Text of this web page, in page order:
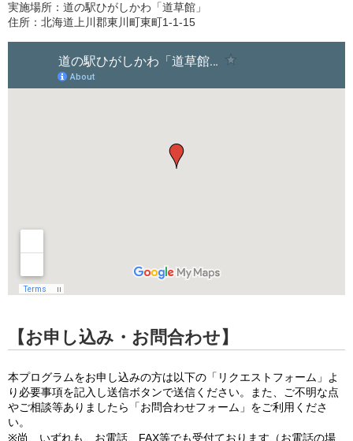
実施場所：道の駅ひがしかわ「道草館」
住所：北海道上川郡東川町東町1-1-15
【お申し込み・お問合わせ】
本プログラムをお申し込みの方は以下の「リクエストフォーム」よ
り必要事項を記入し送信ボタンで送信ください。また、ご不明な点
やご相談等ありましたら「お問合わせフォーム」をご利用くださ
い。
※尚、いずれも、お電話、FAX等でも受付ております（お電話の場